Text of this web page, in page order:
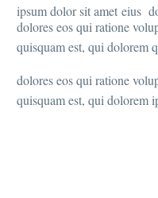
ipsum dolor sit amet eius
dolores eos qui ratione
quisquam est, qui dolorem
dolores eos qui ratione
quisquam est, qui dolorem